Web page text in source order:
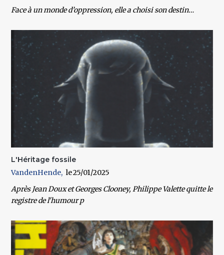
Face à un monde d’oppression, elle a choisi son destin…
L'Héritage fossile
VandenHende
25/01/2025
Après Jean Doux et Georges Clooney, Philippe Valette quitte le
registre de l'humour p